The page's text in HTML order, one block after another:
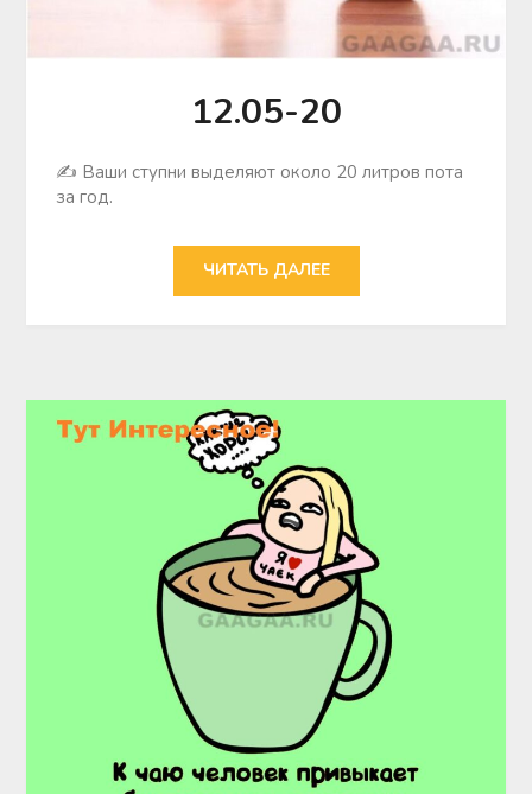
12.05-20
✍ Ваши ступни выделяют около 20 литров пота
за год.
ЧИТАТЬ ДАЛЕЕ